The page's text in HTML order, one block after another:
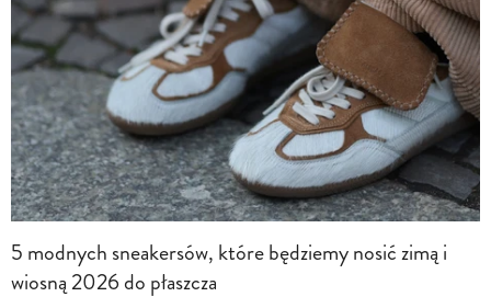
5 modnych sneakersów, które będziemy nosić zimą i
wiosną 2026 do płaszcza